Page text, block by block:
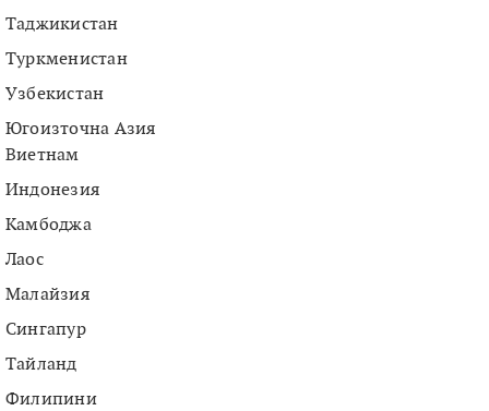
Таджикистан
Туркменистан
Узбекистан
Югоизточна Азия
Виетнам
Индонезия
Камбоджа
Лаос
Малайзия
Сингапур
Тайланд
Филипини